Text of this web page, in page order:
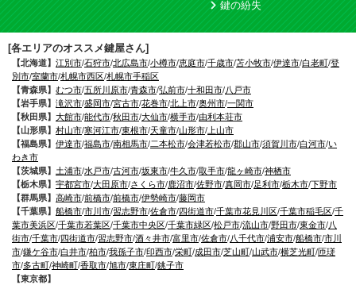
鍵の紛失
[各エリアのオススメ鍵屋さん]
【北海道】 江別市/石狩市/北広島市/小樽市/恵庭市/千歳市/苫小牧市/伊達市/白老町/登
別市/室蘭市/札幌市西区/札幌市手稲区
【青森県】 むつ市/五所川原市/青森市/弘前市/十和田市/八戸市
【岩手県】 滝沢市/盛岡市/宮古市/花巻市/北上市/奥州市/一関市
【秋田県】 大館市/能代市/秋田市/大仙市/横手市/由利本荘市
【山形県】 村山市/寒河江市/東根市/天童市/山形市/ 上山市
【福島県】 伊達市/福島市/南相馬市/二本松市/会津若松市/郡山市/須賀川市/白河市/い
わき市
【茨城県】 土浦市/水戸市/古河市/坂東市/牛久市/取手市/龍ヶ崎市/神栖市
【栃木県】 宇都宮市/大田原市/さくら市/鹿沼市/佐野市/真岡市/足利市/栃木市/下野市
【群馬県】 高崎市/前橋市/前橋市/伊勢崎市/藤岡市
【千葉県】 船橋市/市川市/習志野市/佐倉市/四街道市/千葉市花見川区/千葉市稲毛区/千
葉市美浜区/千葉市若葉区/千葉市中央区/千葉市緑区/松戸市/流山市/野田市/東金市/八
街市/千葉市/四街道市/習志野市/酒々井市/富里市/佐倉市/八千代市/浦安市/船橋市/市川
市/鎌ケ谷市/白井市/柏市/我孫子市/印西市/栄町/成田市/芝山町/山武市/横芝光町/匝瑳
市/多古町/神崎町/香取市/旭市/東庄町/銚子市
【東京都】